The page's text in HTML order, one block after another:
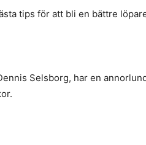
tips för att bli en bättre
Selsborg, har en